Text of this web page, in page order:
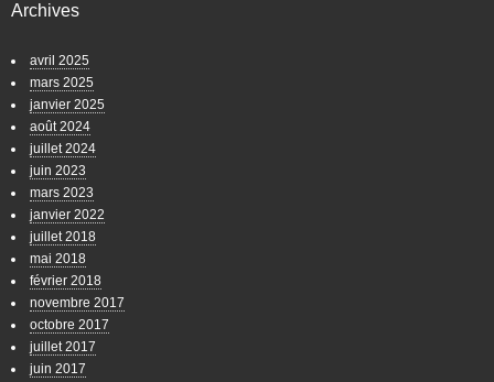
Archives
avril 2025
mars 2025
janvier 2025
août 2024
juillet 2024
juin 2023
mars 2023
janvier 2022
juillet 2018
mai 2018
février 2018
novembre 2017
octobre 2017
juillet 2017
juin 2017